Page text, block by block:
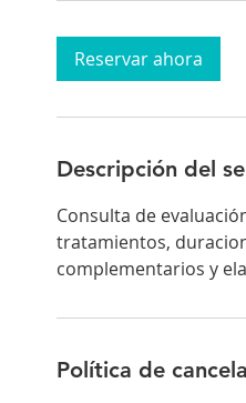
Reservar ahora
Descripción del
Consulta de
tratamientos,
complementarios y
Política de